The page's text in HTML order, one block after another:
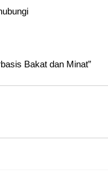
Bakat dan Minat”